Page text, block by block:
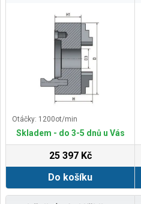
Otáčky: 1200ot/min
Skladem - do 3-5 dnů u Vás
25 397 Kč
Do košíku